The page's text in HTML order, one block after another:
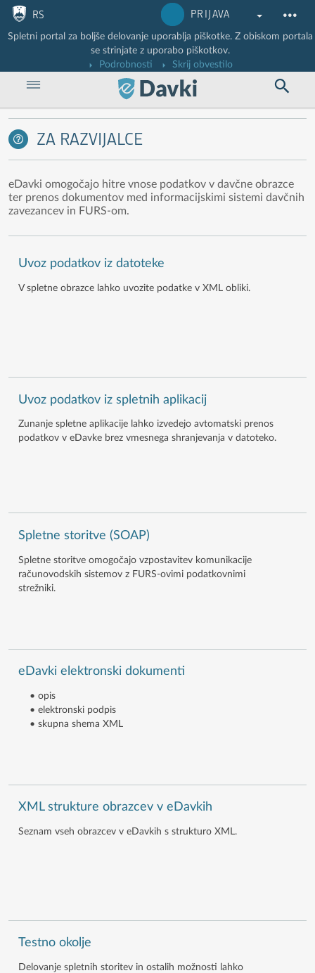
Nadaljuj na vsebino
Nadaljuj na vsebino zaprtega portala
RS PRIJAVA
Spletni portal za boljše delovanje uporablja piškotke. Z obiskom portala
se strinjate z uporabo piškotkov.
Podrobnosti
Skrij obvestilo
ZA RAZVIJALCE
eDavki omogočajo hitre vnose podatkov v davčne obrazce
ter prenos dokumentov med informacijskimi sistemi davčnih
zavezancev in FURS-om.
Uvoz podatkov iz datoteke
V spletne obrazce lahko uvozite podatke v XML obliki.
Uvoz podatkov iz spletnih aplikacij
Zunanje spletne aplikacije lahko izvedejo avtomatski prenos
podatkov v eDavke brez vmesnega shranjevanja v datoteko.
Spletne storitve (SOAP)
Spletne storitve omogočajo vzpostavitev komunikacije
računovodskih sistemov z FURS-ovimi podatkovnimi
strežniki.
eDavki elektronski dokumenti
• opis
• elektronski podpis
• skupna shema XML
XML strukture obrazcev v eDavkih
Seznam vseh obrazcev v eDavkih s strukturo XML.
Testno okolje
Delovanje spletnih storitev in ostalih možnosti lahko